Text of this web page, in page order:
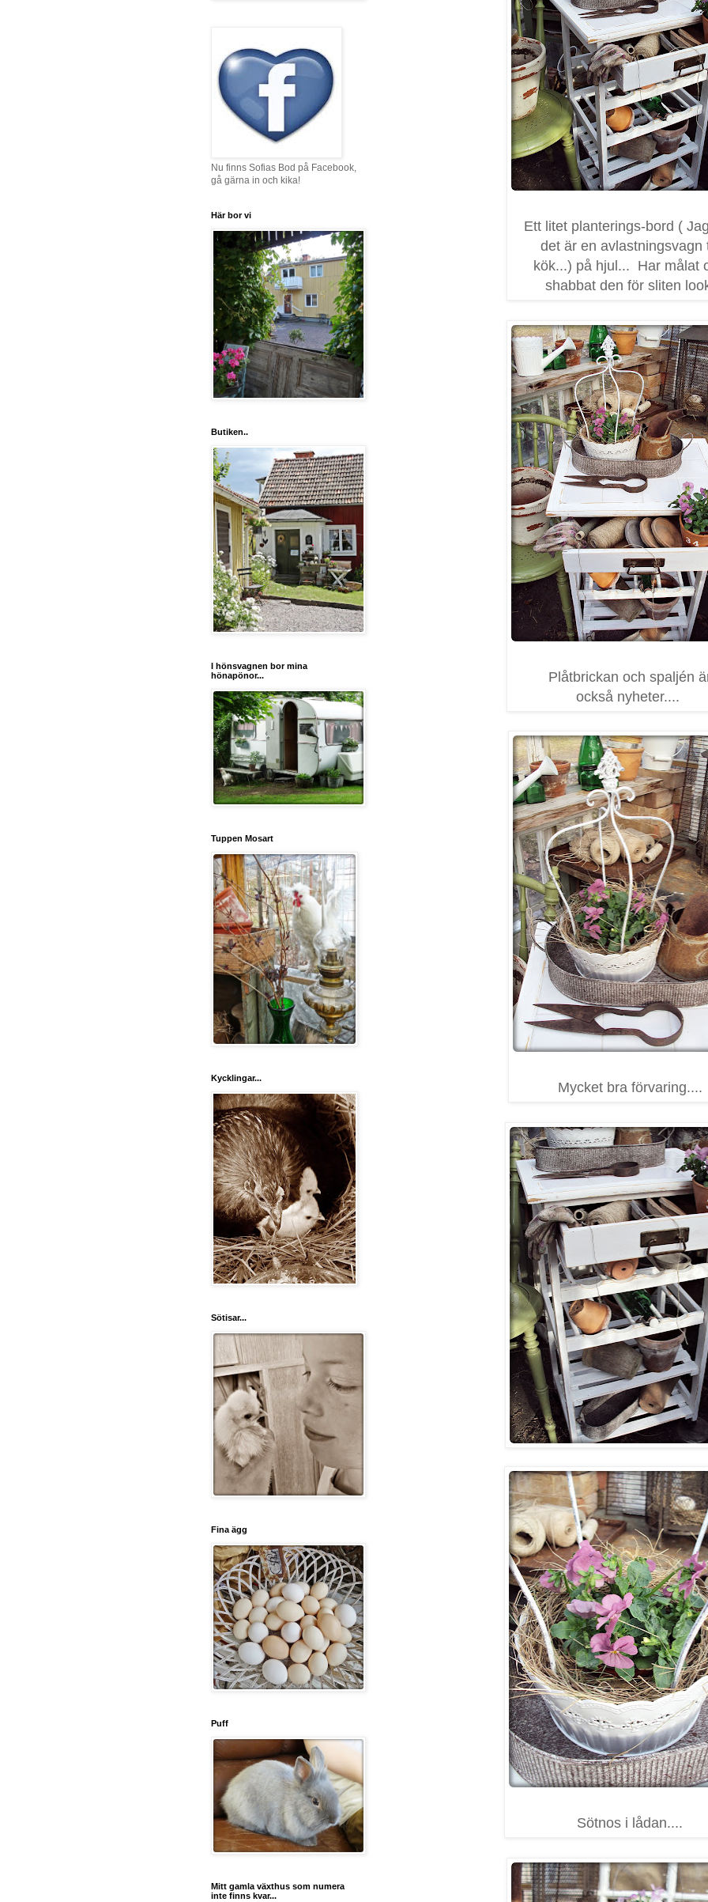
Ett litet planterings-bord (
det är en avlastningsvagn
kök...) på hjul... Har målat
shabbat den för sliten
Plåtbrickan och spaljén
också nyheter....
Mycket bra förvaring....
Sötnos i lådan....
Nu finns Sofias Bod på Facebook,
gå gärna in och kika!
Här bor vi
Butiken..
I hönsvagnen bor mina
hönapönor...
Tuppen Mosart
Kycklingar...
Sötisar...
Fina ägg
Puff
Mitt gamla växthus som numera
inte finns kvar...